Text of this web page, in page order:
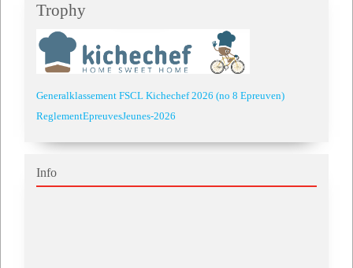
Trophy
Generalklassement FSCL Kichechef 2026 (no 8 Epreuven)
ReglementEpreuvesJeunes-2026
Info